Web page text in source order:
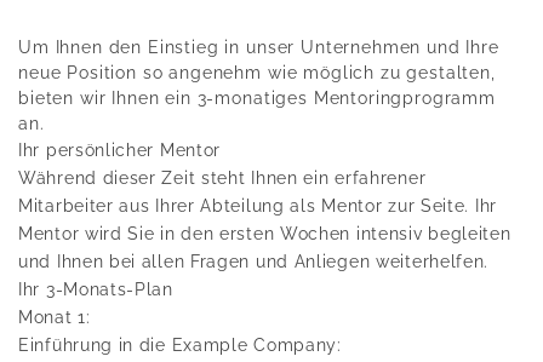
Um Ihnen den Einstieg in unser Unternehmen und Ihre
neue Position so angenehm wie möglich zu gestalten,
bieten wir Ihnen ein 3-monatiges Mentoringprogramm
an.
Ihr persönlicher Mentor
Während dieser Zeit steht Ihnen ein erfahrener
Mitarbeiter aus Ihrer Abteilung als Mentor zur Seite. Ihr
Mentor wird Sie in den ersten Wochen intensiv begleiten
und Ihnen bei allen Fragen und Anliegen weiterhelfen.
Ihr 3-Monats-Plan
Monat 1:
Einführung in die Example Company: